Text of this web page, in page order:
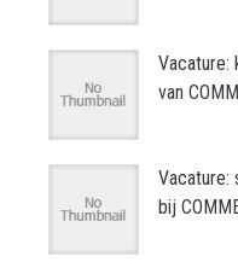
Vacature:
van
Vacature:
bij